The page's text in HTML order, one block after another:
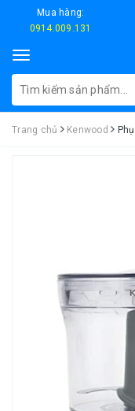
Mua hàng:
0914.009.131
Toggle
navigation
Trang chủ Kenwood